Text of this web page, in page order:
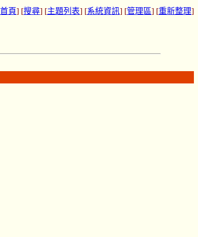
頁] [搜尋] [主題列表] [系統資訊] [管理區] [重新整理]